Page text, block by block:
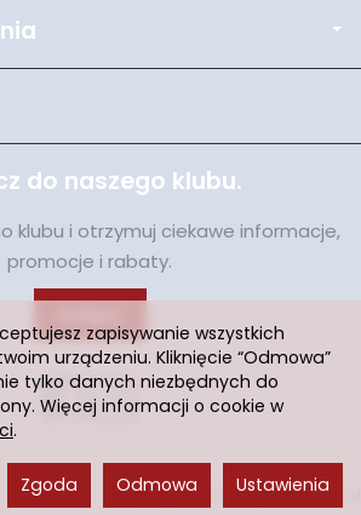
do naszego klubu.
klubu i otrzymuj ciekawe informacje,
promocje i rabaty.
Sklep internetowy SOTESHOP AI
zapisywanie wszystkich
urządzeniu. Kliknięcie “Odmowa”
tylko danych niezbędnych do
Więcej informacji o cookie w
.
Ustawienia
Odmowa
Zgoda